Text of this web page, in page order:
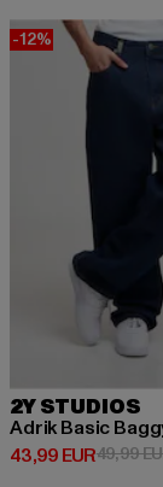
-12%
2Y STUDIOS
Adrik Basic
43,99 EUR
Derzeitiger Preis:
49,99